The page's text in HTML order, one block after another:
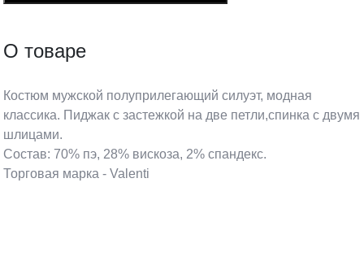
О товаре
Костюм мужской полуприлегающий силуэт, модная
классика. Пиджак с застежкой на две петли,спинка с двумя
шлицами.
Состав: 70% пэ, 28% вискоза, 2% спандекс.
Торговая марка - Valenti